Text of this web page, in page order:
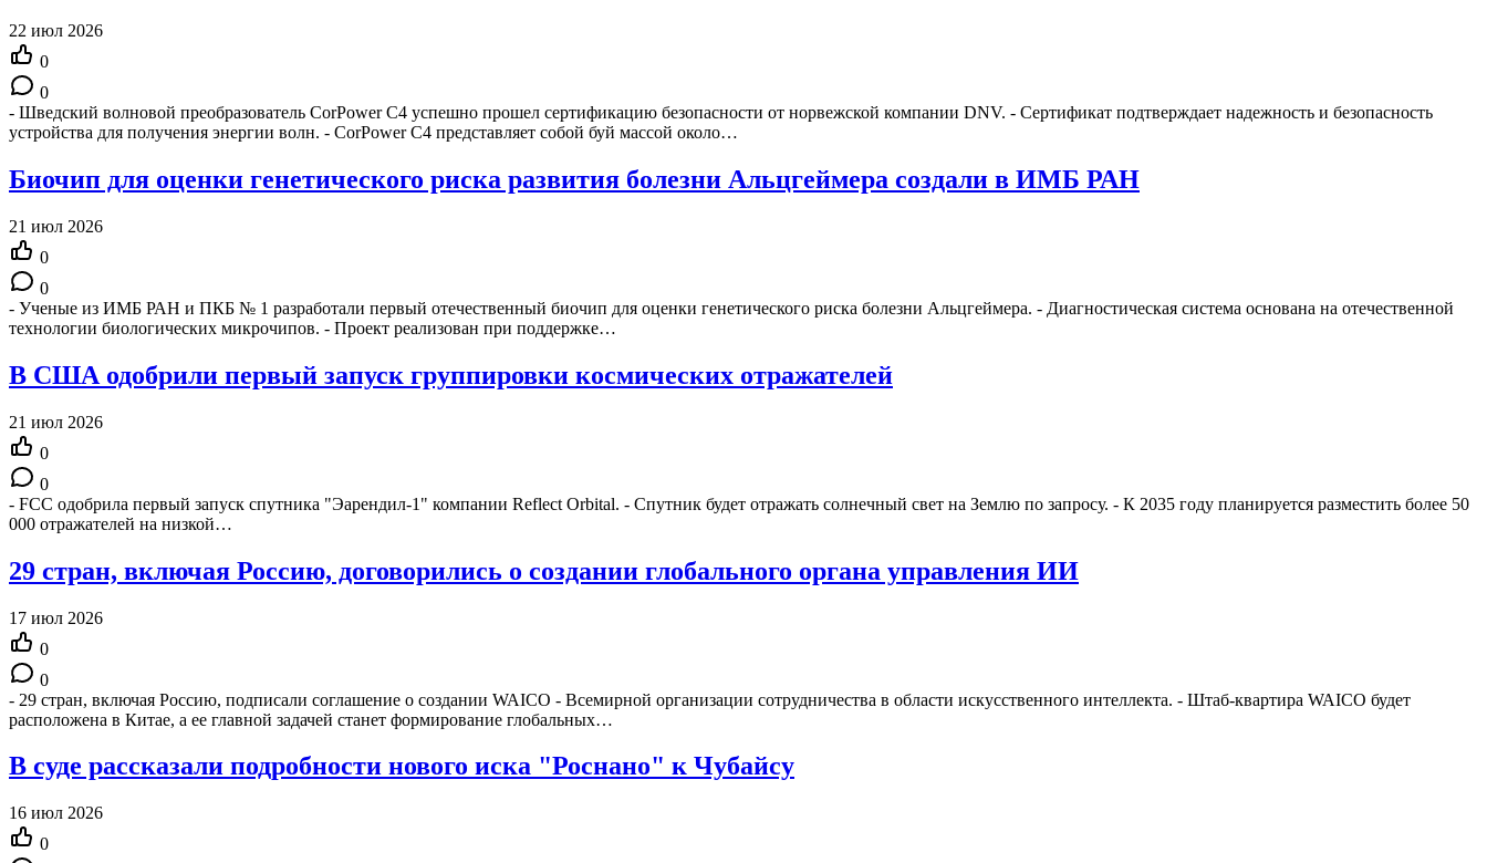
22 июл 2026
0
0
- Шведский волновой преобразователь CorPower C4 успешно прошел сертификацию безопасности от норвежской компании DNV. - Сертификат подтверждает надежность и безопасность
устройства для получения энергии волн. - CorPower C4 представляет собой буй массой около…
Биочип для оценки генетического риска развития болезни Альцгеймера создали в ИМБ РАН
21 июл 2026
0
0
- Ученые из ИМБ РАН и ПКБ № 1 разработали первый отечественный биочип для оценки генетического риска болезни Альцгеймера. - Диагностическая система основана на отечественной
технологии биологических микрочипов. - Проект реализован при поддержке…
В США одобрили первый запуск группировки космических отражателей
21 июл 2026
0
0
- FCC одобрила первый запуск спутника "Эарендил-1" компании Reflect Orbital. - Спутник будет отражать солнечный свет на Землю по запросу. - К 2035 году планируется разместить более 50
000 отражателей на низкой…
29 стран, включая Россию, договорились о создании глобального органа управления ИИ
17 июл 2026
0
0
- 29 стран, включая Россию, подписали соглашение о создании WAICO - Всемирной организации сотрудничества в области искусственного интеллекта. - Штаб-квартира WAICO будет
расположена в Китае, а ее главной задачей станет формирование глобальных…
В суде рассказали подробности нового иска "Роснано" к Чубайсу
16 июл 2026
0